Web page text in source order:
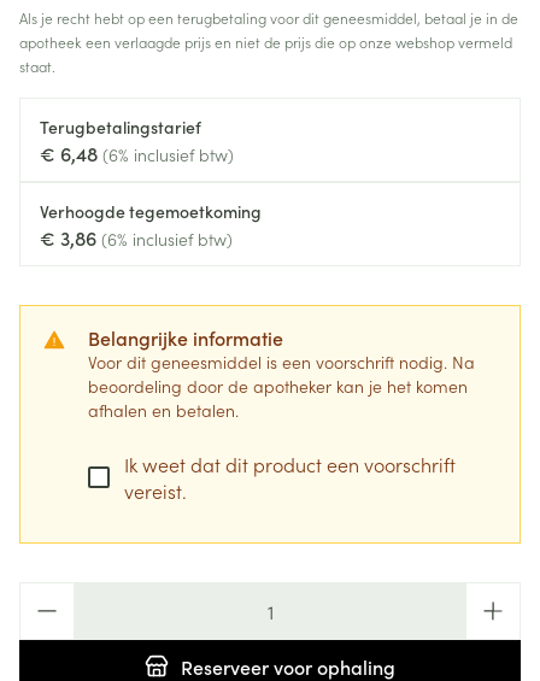
Als je recht hebt op een terugbetaling voor dit geneesmiddel, betaal je in de
apotheek een verlaagde prijs en niet de prijs die op onze webshop vermeld
staat.
Terugbetalingstarief
€ 6,48 (6% inclusief btw)
Verhoogde tegemoetkoming
€ 3,86 (6% inclusief btw)
Belangrijke informatie
Voor dit geneesmiddel is een voorschrift nodig. Na
beoordeling door de apotheker kan je het komen
afhalen en betalen.
Ik weet dat dit product een voorschrift
vereist.
Reserveervoor ophaling